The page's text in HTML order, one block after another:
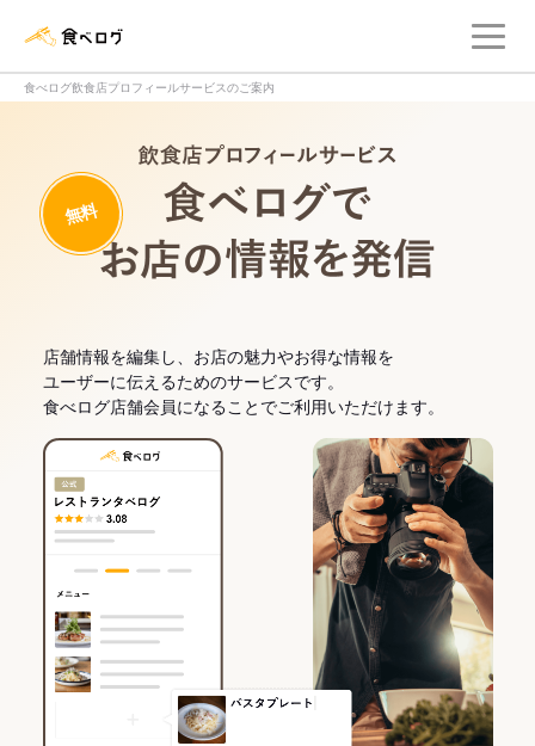
食べログ飲食店プロフィールサービスのご案内
無料
店舗情報を編集し、お店の魅力やお得な情報を
ユーザーに伝えるためのサービスです。
食べログ店舗会員になることでご利用いただけます。